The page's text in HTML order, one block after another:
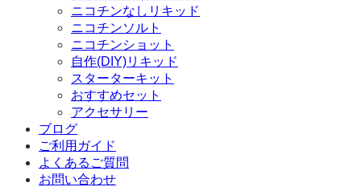
ニコチンなしリキッド
ニコチンソルト
ニコチンショット
自作(DIY)リキッド
スターターキット
おすすめセット
アクセサリー
ブログ
ご利用ガイド
よくあるご質問
お問い合わせ